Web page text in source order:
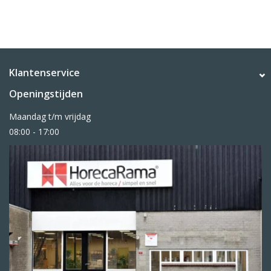
Klantenservice
Openingstijden
Maandag t/m vrijdag
08:00 - 17:00